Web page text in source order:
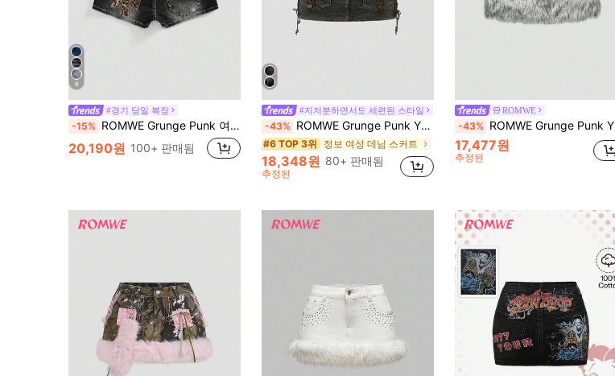
6
#경기 당일 복장
-15% ROMWE Grunge Punk 여성 Kpop Y2K 파티 데님 반바지, 슈퍼 로우 웨이스트, 표범 무늬 자수, 콘서트/페스티벌
20,190원 100+ 판매됨
#지저분하면서도 세련된 스타일
-43% ROMWE Grunge Punk Y2K Kpop 레트로 베이브 포켓 솜털 같은 넥타이 허리 디자인 바디콘 미니 스커트 (속옷 포함)
#6 TOP 3위 정보 여성 데님 스커트
18,348원 80+ 판매됨
추정된
ROMWE
-43% ROMWE Grunge Punk Y2K 빈티지 패치워크 퍼리 PU 메탈 거미 해골 펜던트 수퍼 숏 데님 미니 스커트
17,477원
추정된